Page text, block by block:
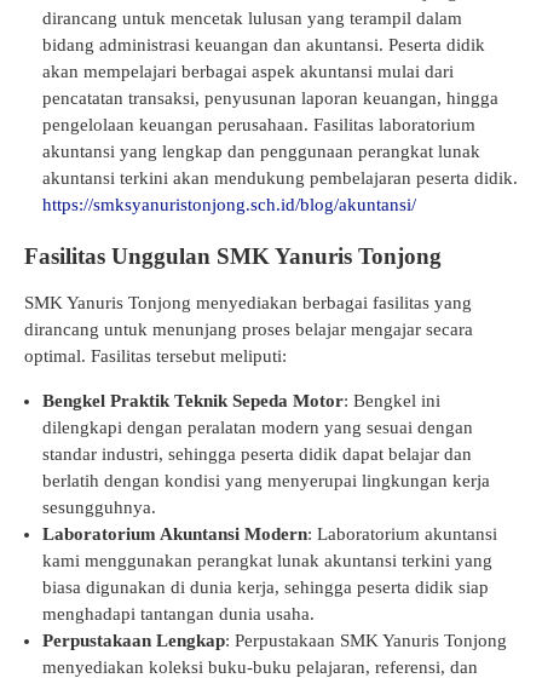
dirancang untuk mencetak lulusan yang terampil dalam
bidang administrasi keuangan dan akuntansi. Peserta didik
akan mempelajari berbagai aspek akuntansi mulai dari
pencatatan transaksi, penyusunan laporan keuangan, hingga
pengelolaan keuangan perusahaan. Fasilitas laboratorium
akuntansi yang lengkap dan penggunaan perangkat lunak
akuntansi terkini akan mendukung pembelajaran peserta didik.
https://smksyanuristonjong.sch.id/blog/akuntansi/
Fasilitas Unggulan SMK Yanuris Tonjong
SMK Yanuris Tonjong menyediakan berbagai fasilitas yang
dirancang untuk menunjang proses belajar mengajar secara
optimal. Fasilitas tersebut meliputi:
Bengkel Praktik Teknik Sepeda Motor: Bengkel ini
dilengkapi dengan peralatan modern yang sesuai dengan
standar industri, sehingga peserta didik dapat belajar dan
berlatih dengan kondisi yang menyerupai lingkungan kerja
sesungguhnya.
Laboratorium Akuntansi Modern: Laboratorium akuntansi
kami menggunakan perangkat lunak akuntansi terkini yang
biasa digunakan di dunia kerja, sehingga peserta didik siap
menghadapi tantangan dunia usaha.
Perpustakaan Lengkap: Perpustakaan SMK Yanuris Tonjong
menyediakan koleksi buku-buku pelajaran, referensi, dan